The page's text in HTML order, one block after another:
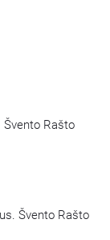
Švento Rašto
Švento Rašto